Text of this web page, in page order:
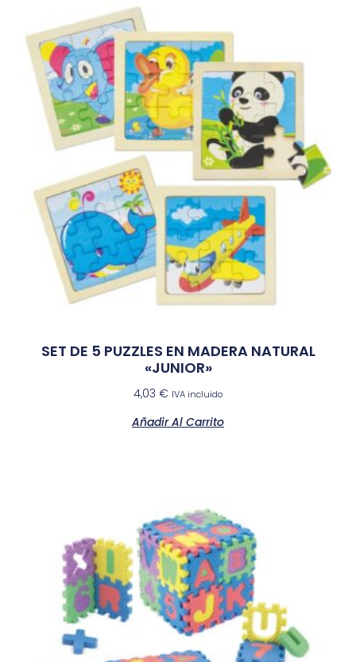
SET DE 5 PUZZLES EN MADERA NATURAL
«JUNIOR»
4,03 € IVA incluido
Añadir Al Carrito